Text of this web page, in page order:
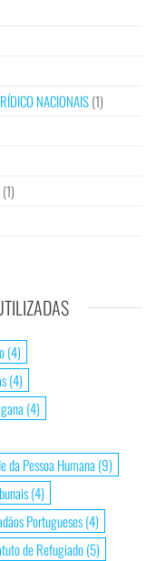
NACIONAIS(1)
(1)
(4)
(4)
(4)
da Pessoa Humana (9)
(4)
Portugueses(4)
de Refugiado(5)